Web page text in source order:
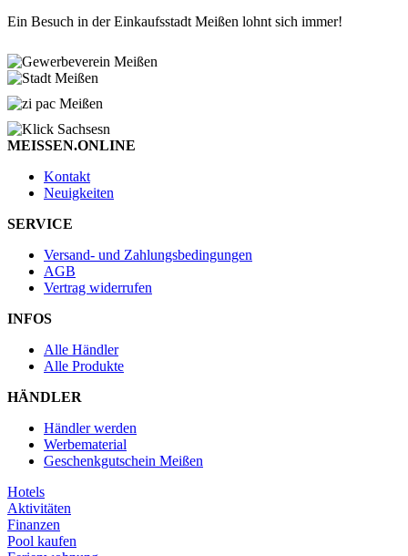
Ein Besuch in der Einkaufsstadt Meißen lohnt sich immer!
MEISSEN.ONLINE
Kontakt
Neuigkeiten
SERVICE
Versand- und Zahlungsbedingungen
AGB
Vertrag widerrufen
INFOS
Alle Händler
Alle Produkte
HÄNDLER
Händler werden
Werbematerial
Geschenkgutschein Meißen
Hotels
Aktivitäten
Finanzen
Pool kaufen